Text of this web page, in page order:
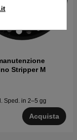
Stripper M
Sped. in 2–5 gg
Acquista